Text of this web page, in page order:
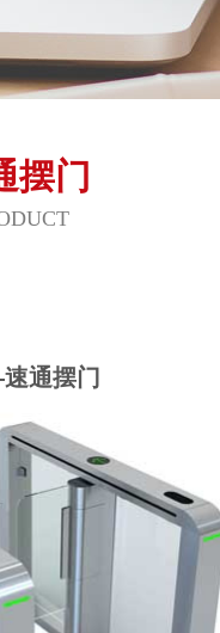
摆门
通摆门